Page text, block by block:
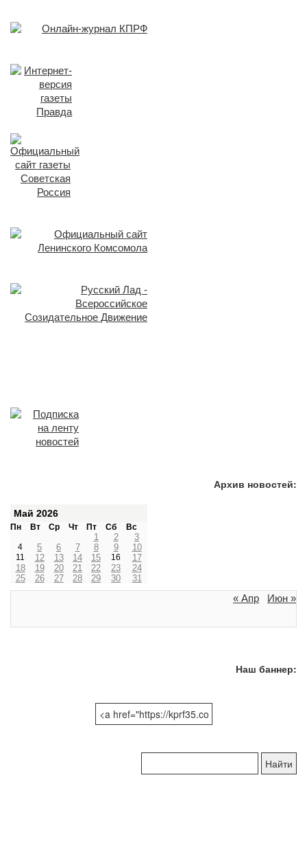
Архив новостей:
Май 2026
Пн Вт Ср Чт Пт Сб Вс
1 2 3
4 5 6 7 8 9 10
11 12 13 14 15 16
17
18
19 20 21 22 23
24
25
26 27 28 29 30 31
« Апр Июн »
Наш баннер:
по